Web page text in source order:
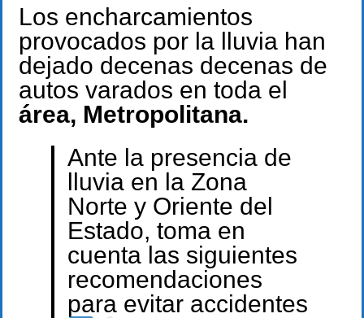
Los encharcamientos
provocados por la lluvia han
dejado decenas decenas de
autos varados en toda el
área, Metropolitana.
Ante la presencia de
lluvia en la Zona
Norte y Oriente del
Estado, toma en
cuenta las siguientes
recomendaciones
para evitar accidentes